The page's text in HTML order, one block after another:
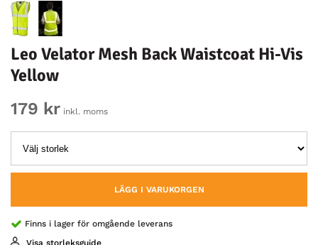
Leo Velator Mesh Back Waistcoat Hi-Vis
Yellow
179 kr inkl. moms
LÄGG I VARUKORGEN
Finns i lager för omgående leverans
Visa storleksguide